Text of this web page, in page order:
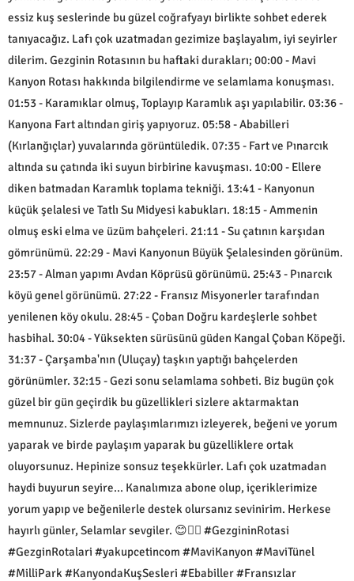
essiz kuş seslerinde bu güzel coğrafyayı birlikte sohbet ederek
tanıyacağız. Lafı çok uzatmadan gezimize başlayalım, iyi seyirler
dilerim. Gezginin Rotasının bu haftaki durakları; 00:00 - Mavi
Kanyon Rotası hakkında bilgilendirme ve selamlama konuşması.
01:53 - Karamıklar olmuş, Toplayıp Karamlık aşı yapılabilir. 03:36 -
Kanyona Fart altından giriş yapıyoruz. 05:58 - Ababilleri
(Kırlanğıçlar) yuvalarında görüntüledik. 07:35 - Fart ve Pınarcık
altında su çatında iki suyun birbirine kavuşması. 10:00 - Ellere
diken batmadan Karamlık toplama tekniği. 13:41 - Kanyonun
küçük şelalesi ve Tatlı Su Midyesi kabukları. 18:15 - Ammenin
olmuş eski elma ve üzüm bahçeleri. 21:11 - Su çatının karşıdan
gömrünümü. 22:29 - Mavi Kanyonun Büyük Şelalesinden görünüm.
23:57 - Alman yapımı Avdan Köprüsü görünümü. 25:43 - Pınarcık
köyü genel görünümü. 27:22 - Fransız Misyonerler tarafından
yenilenen köy okulu. 28:45 - Çoban Doğru kardeşlerle sohbet
hasbihal. 30:04 - Yüksekten sürüsünü güden Kangal Çoban Köpeği.
31:37 - Çarşamba'nın (Uluçay) taşkın yaptığı bahçelerden
görünümler. 32:15 - Gezi sonu selamlama sohbeti. Biz bugün çok
güzel bir gün geçirdik bu güzellikleri sizlere aktarmaktan
memnunuz. Sizlerde paylaşımlarımızı izleyerek, beğeni ve yorum
yaparak ve birde paylaşım yaparak bu güzelliklere ortak
oluyorsunuz. Hepinize sonsuz teşekkürler. Lafı çok uzatmadan
haydi buyurun seyire... Kanalımıza abone olup, içeriklerimize
yorum yapıp ve beğenilerle destek olursanız sevinirim. Herkese
hayırlı günler, Selamlar sevgiler. 😊🙋‍♂️ #GezgininRotasi
#GezginRotalari #yakupcetincom #MaviKanyon #MaviTünel
#MilliPark #KanyondaKuşSesleri #Ebabiller #Fransızlar